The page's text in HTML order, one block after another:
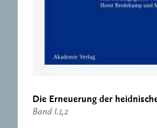
Die Erneuerung der
Band I.1,2